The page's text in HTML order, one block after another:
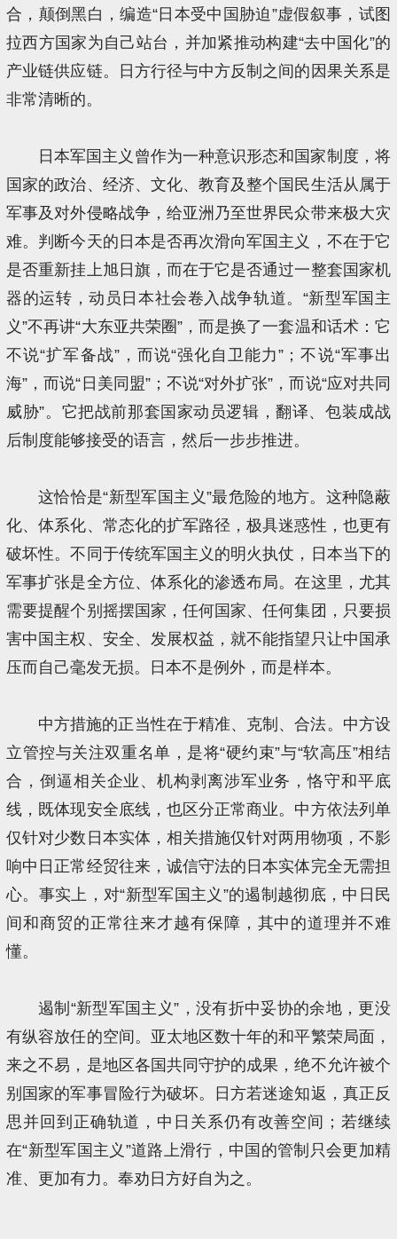
合，颠倒黑白，编造“日本受中国胁迫”虚假叙事，试图
拉西方国家为自己站台，并加紧推动构建“去中国化”的
产业链供应链。日方行径与中方反制之间的因果关系是
非常清晰的。
日本军国主义曾作为一种意识形态和国家制度，将
国家的政治、经济、文化、教育及整个国民生活从属于
军事及对外侵略战争，给亚洲乃至世界民众带来极大灾
难。判断今天的日本是否再次滑向军国主义，不在于它
是否重新挂上旭日旗，而在于它是否通过一整套国家机
器的运转，动员日本社会卷入战争轨道。“新型军国主
义”不再讲“大东亚共荣圈”，而是换了一套温和话术：它
不说“扩军备战”，而说“强化自卫能力”；不说“军事出
海”，而说“日美同盟”；不说“对外扩张”，而说“应对共同
威胁”。它把战前那套国家动员逻辑，翻译、包装成战
后制度能够接受的语言，然后一步步推进。
这恰恰是“新型军国主义”最危险的地方。这种隐蔽
化、体系化、常态化的扩军路径，极具迷惑性，也更有
破坏性。不同于传统军国主义的明火执仗，日本当下的
军事扩张是全方位、体系化的渗透布局。在这里，尤其
需要提醒个别摇摆国家，任何国家、任何集团，只要损
害中国主权、安全、发展权益，就不能指望只让中国承
压而自己毫发无损。日本不是例外，而是样本。
中方措施的正当性在于精准、克制、合法。中方设
立管控与关注双重名单，是将“硬约束”与“软高压”相结
合，倒逼相关企业、机构剥离涉军业务，恪守和平底
线，既体现安全底线，也区分正常商业。中方依法列单
仅针对少数日本实体，相关措施仅针对两用物项，不影
响中日正常经贸往来，诚信守法的日本实体完全无需担
心。事实上，对“新型军国主义”的遏制越彻底，中日民
间和商贸的正常往来才越有保障，其中的道理并不难
懂。
遏制“新型军国主义”，没有折中妥协的余地，更没
有纵容放任的空间。亚太地区数十年的和平繁荣局面，
来之不易，是地区各国共同守护的成果，绝不允许被个
别国家的军事冒险行为破坏。日方若迷途知返，真正反
思并回到正确轨道，中日关系仍有改善空间；若继续
在“新型军国主义”道路上滑行，中国的管制只会更加精
准、更加有力。奉劝日方好自为之。